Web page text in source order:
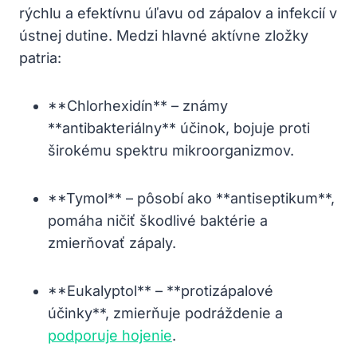
rýchlu a efektívnu úľavu od zápalov a infekcií v
ústnej dutine. Medzi hlavné aktívne zložky
patria:
**Chlorhexidín** – známy
**antibakteriálny** účinok, bojuje proti
širokému spektru mikroorganizmov.
**Tymol** – pôsobí ako **antiseptikum**,
pomáha ničiť škodlivé baktérie a
zmierňovať zápaly.
**Eukalyptol** – **protizápalové
účinky**, zmierňuje podráždenie a
podporuje hojenie.